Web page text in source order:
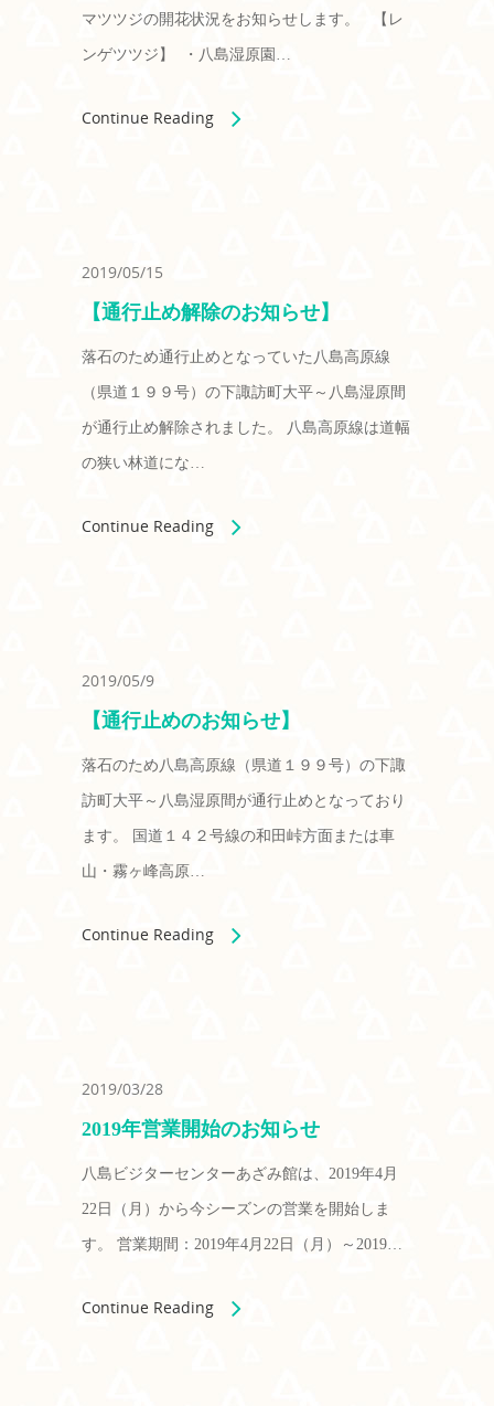
マツツジの開花状況をお知らせします。 【レ
ンゲツツジ】 ・八島湿原園…
Continue Reading
2019/05/15
【通行止め解除のお知らせ】
落石のため通行止めとなっていた八島高原線
（県道１９９号）の下諏訪町大平～八島湿原間
が通行止め解除されました。 八島高原線は道幅
の狭い林道にな…
Continue Reading
2019/05/9
【通行止めのお知らせ】
落石のため八島高原線（県道１９９号）の下諏
訪町大平～八島湿原間が通行止めとなっており
ます。 国道１４２号線の和田峠方面または車
山・霧ヶ峰高原…
Continue Reading
2019/03/28
2019年営業開始のお知らせ
八島ビジターセンターあざみ館は、2019年4月
22日（月）から今シーズンの営業を開始しま
す。 営業期間：2019年4月22日（月）～2019…
Continue Reading